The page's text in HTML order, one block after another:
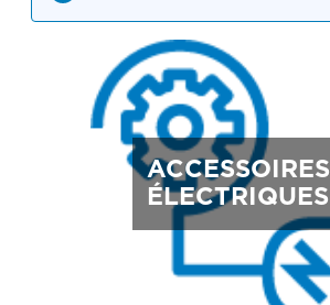
ACCESSOIRES
ÉLECTRIQUES